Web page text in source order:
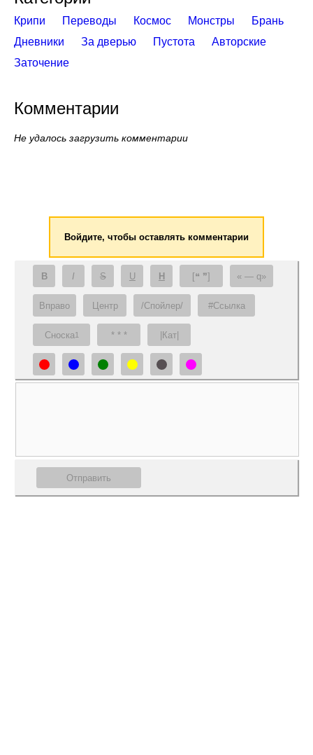
Крипи Переводы Космос Монстры
Брань
Дневники
За дверью Пустота
Авторские
Заточение
Комментарии
Не удалось загрузить комментарии
Войдите, чтобы оставлять комментарии
B I S U H [❝ ❞] — q
Вправо Центр /Спойлер/ #Ссылка
Сноска1 * * * |Кат|